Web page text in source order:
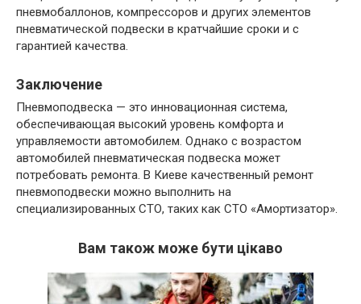
пневмобаллонов, компрессоров и других элементов
пневматической подвески в кратчайшие сроки и с
гарантией качества.
Заключение
Пневмоподвеска — это инновационная система,
обеспечивающая высокий уровень комфорта и
управляемости автомобилем. Однако с возрастом
автомобилей пневматическая подвеска может
потребовать ремонта. В Киеве качественный ремонт
пневмоподвески можно выполнить на
специализированных СТО, таких как СТО «Амортизатор».
Вам також може бути цікаво